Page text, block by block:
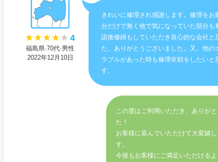
4
福島県·70代·男性
2022年12月10日
きれいに修理され感謝します。修理をお
分だけで無く他で気になっていた部分も
諾後修繕もしていただき良心的な会社と
た。ありがとうございました。又、他の
ラブルがあった時も修理依頼をしたいと
す。
この度はご利用いただき、ありが
た！
お客様に喜んでいただけて大変嬉
す。
今後もお客様にご満足いただける